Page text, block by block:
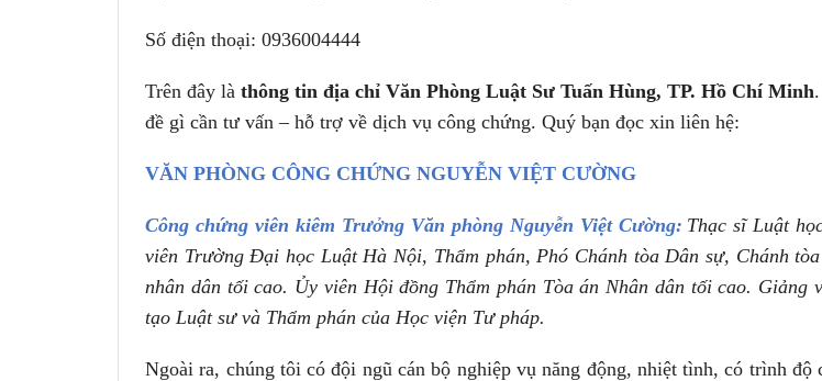
Số điện thoại: 0936004444
Trên đây làthông tin địa chỉ Văn Phòng Luật Sư Tuấn Hùng, TP. Hồ Chí Minh
đề gì cần tư vấn – hỗ trợ về dịch vụ công chứng. Quý bạn đọc xin liên hệ:
VĂN PHÒNG CÔNG CHỨNG NGUYỄN VIỆT CƯỜNG
Công chứng viên kiêm Trưởng Văn phòng Nguyễn Việt Cường: Thạc sĩ Luật
viên Trường Đại học Luật Hà Nội, Thẩm phán, Phó Chánh tòa Dân sự, Chánh
nhân dân tối cao. Ủy viên Hội đồng Thẩm phán Tòa án Nhân dân tối cao. Giảng
tạo Luật sư và Thẩm phán của Học viện Tư pháp.
Ngoài ra, chúng tôi có đội ngũ cán bộ nghiệp vụ năng động, nhiệt tình, có trình độ